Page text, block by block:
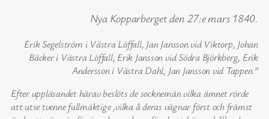
Nya Kopparberget den 27:e mars 1840.
Erik Segelström i Västra Löffall, Jan Jansson vid Viktorp, Johan
Bäcker i Västra Löffall, Erik Jansson vid Södra Björkberg, Erik
Andersson i Västra Dahl, Jan Jansson vid Tappen.”
Efter uppläsandet härav beslöts de socknemän vilka ämnet rörde
att utse tvenne fullmäktige ,vilka å deras vägnar först och främst